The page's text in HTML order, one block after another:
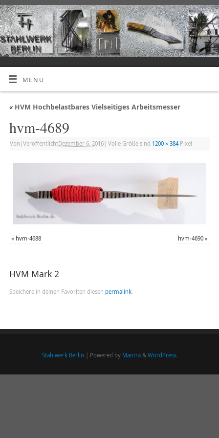
MENÜ
«HVM Hochbelastbares Vielseitiges Arbeitsmesser
hvm-4689
Von |VeröffentlichtDezember 6, 2016| Volle Größe sind 1200 × 384Pixel
« hvm-4688 hvm-4690 »
HVM Mark 2
Speichere in deinen Favoriten diesen permalink.
Stahlwerk Berlin | Powered by Mantra& WordPress.